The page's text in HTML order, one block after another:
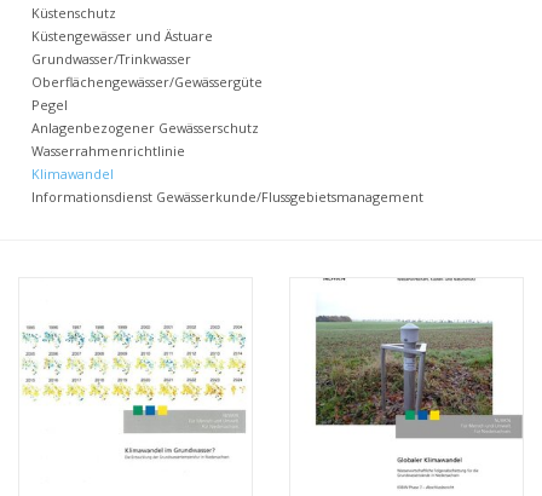
Küstenschutz
Küstengewässer und Ästuare
Grundwasser/Trinkwasser
Oberflächengewässer/Gewässergüte
Pegel
Anlagenbezogener Gewässerschutz
Wasserrahmenrichtlinie
Klimawandel
Informationsdienst Gewässerkunde/Flussgebietsmanagement